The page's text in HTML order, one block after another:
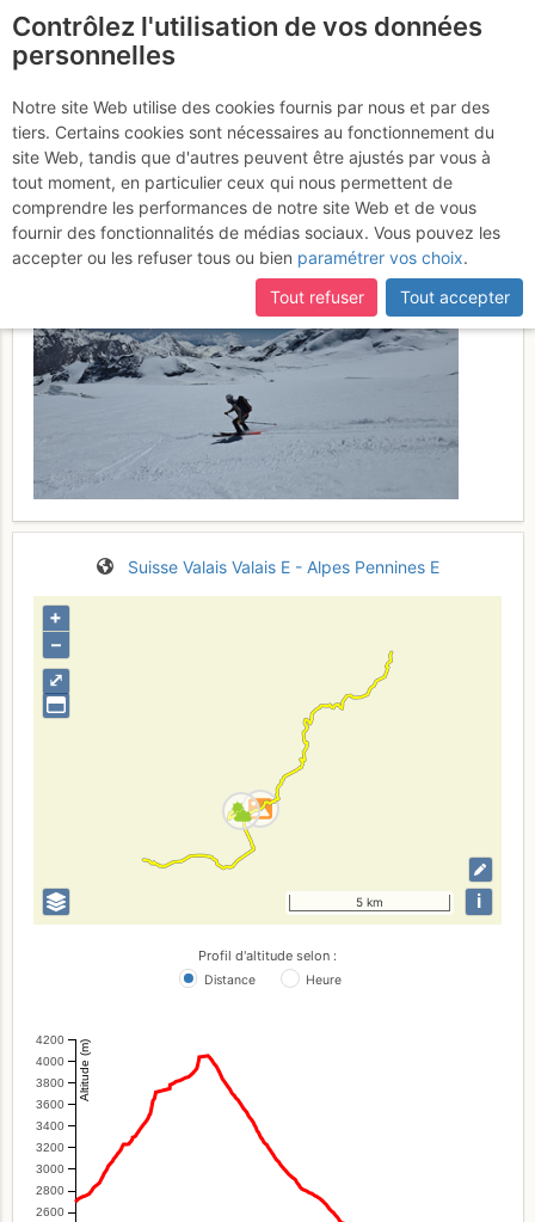
certaines pages ne sont plus accessibles, manquantes ou
incomplètes, déconnectez-vous puis reconnectez-vous à votre
compte sur le site.
Alphubel : Traversée
Täschhütte Saas Fee
Dimanche
24 mai 2026
Suisse Valais Valais E - Alpes Pennines E
⤢
+
–
5 km i
Profil d'altitude selon :
Distance Heure
2600
2800
3000
3200
3400
3600
3800
4000
4200 Altitude (m)
Contrôlez l'utilisation de vos données
personnelles
Notre site Web utilise des cookies fournis par nous et par des
tiers. Certains cookies sont nécessaires au fonctionnement du
site Web, tandis que d'autres peuvent être ajustés par vous à
tout moment, en particulier ceux qui nous permettent de
comprendre les performances de notre site Web et de vous
fournir des fonctionnalités de médias sociaux. Vous pouvez les
accepter ou les refuser tous ou bien paramétrer vos choix.
Tout refuser
Tout accepter